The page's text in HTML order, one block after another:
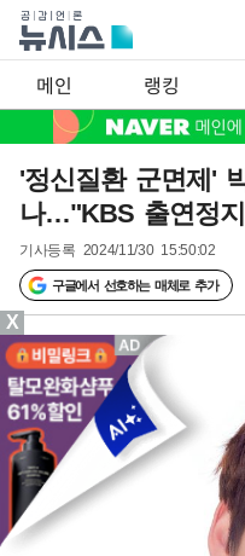
메인 랭킹
'정신질환 군면제'
나…"KBS 출연정
기사등록 2024/11/30 15:50:02
구글에서 선호하는 매체로 추가
X